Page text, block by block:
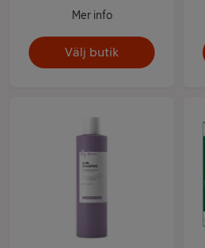
Mer info
Välj butik